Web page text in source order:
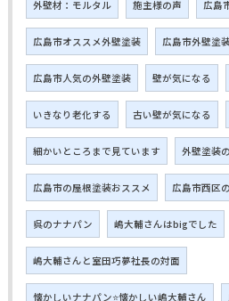
外壁材：モルタル 施主様の声 広島
広島市オススメ外壁塗装 広島市外壁塗
広島市人気の外壁塗装 壁が気になる
いきなり老化する 古い壁が気になる
細かいところまで見ています 外壁塗装
広島市の屋根塗装おススメ 広島市西区
呉のナナパン 嶋大輔さんはbigでした
嶋大輔さんと室田巧夢社長の対面
懐かしいナナパン⭐懐かしい嶋大輔さん